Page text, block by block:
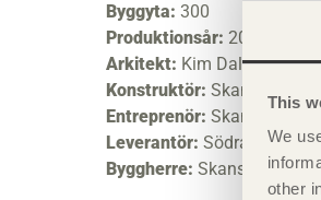
This
We
other
Byggyta: 300
Produktionsår: 2000
Arkitekt: Kim Dalgaard
Konstruktör: Skanska Teknik
Entreprenör: Skanska
Leverantör: Södra Timber
Byggherre: Skanska Nya